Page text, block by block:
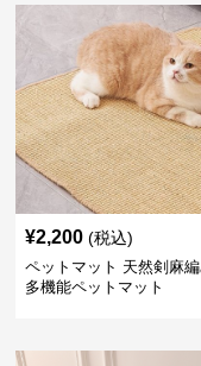
¥2,200 (税込)
ペットマット 天然剣麻
多機能ペットマット